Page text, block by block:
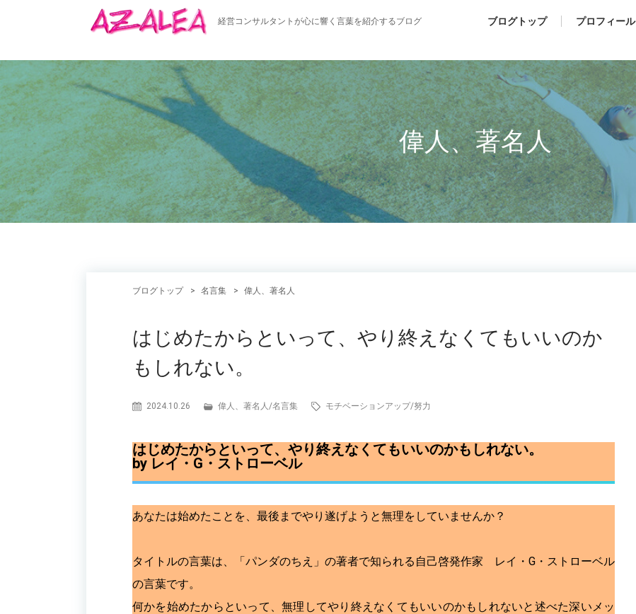
経営コンサルタントが心に響く言葉を紹介するブログ ブログトップ プロフィール
偉人、著名人
ブログトップ 名言集 偉人、著名人
はじめたからといって、やり終えなくてもいいのか
もしれない。
2024.10.26 偉人、著名人/名言集 モチベーションアップ/努力
はじめたからといって、やり終えなくてもいいのかもしれない。
by レイ・G・ストローベル
あなたは始めたことを、最後までやり遂げようと無理をしていませんか？
タイトルの言葉は、「パンダのちえ」の著者で知られる自己啓発作家 レイ・G・ストローベル
の言葉です。
何かを始めたからといって、無理してやり終えなくてもいいのかもしれないと述べた深いメッ